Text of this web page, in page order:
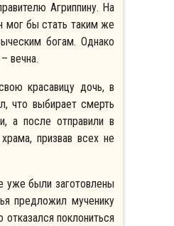
Агриппину. На
мог бы стать таким же
богам. Однако
вечна.
красавицу дочь, в
что выбирает смерть
а после отправили в
призвав всех не
уже были заготовлены
предложил мученику
поклониться